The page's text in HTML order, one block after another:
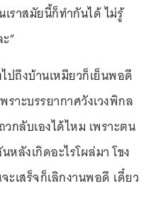
ราสมัยนี้ก็ทำกันได้ ไม่รู้
”
ปถึงบ้านเหมียวก็เย็นพอดี
ราะบรรยากาศวังเวงพิกล
กลับเองได้ไหม เพราะตน
ลังเกิดอะไรโผล่มา โขง
ะเสร็จก็เลิกงานพอดี เดี๋ยว